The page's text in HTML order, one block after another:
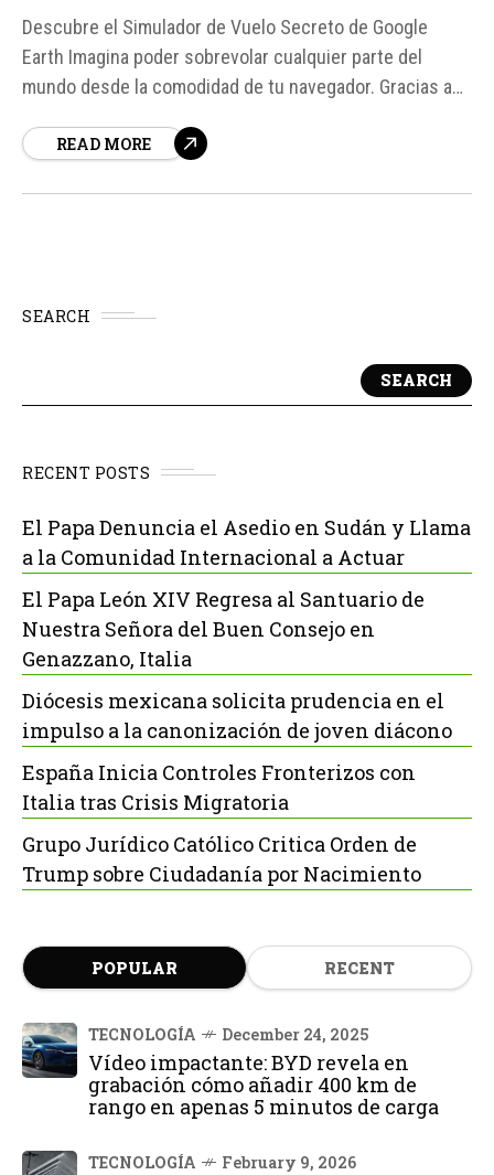
Descubre el Simulador de Vuelo Secreto de Google
Earth Imagina poder sobrevolar cualquier parte del
mundo desde la comodidad de tu navegador. Gracias a
ahora es posible explorar los cielos de manera virtual.
READ MORE
SEARCH
SEARCH
RECENT POSTS
El Papa Denuncia el Asedio en Sudán y Llama
a la Comunidad Internacional a Actuar
El Papa León XIV Regresa al Santuario de
Nuestra Señora del Buen Consejo en
Genazzano, Italia
Diócesis mexicana solicita prudencia en el
impulso a la canonización de joven diácono
España Inicia Controles Fronterizos con
Italia tras Crisis Migratoria
Grupo Jurídico Católico Critica Orden de
Trump sobre Ciudadanía por Nacimiento
POPULAR RECENT
TECNOLOGÍA December 24, 2025
Vídeo impactante: BYD revela en
grabación cómo añadir 400 km de
rango en apenas 5 minutos de carga
TECNOLOGÍA February 9, 2026